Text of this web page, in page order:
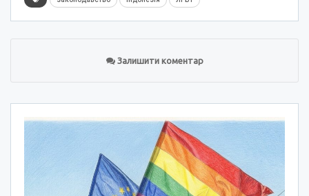
Залишити коментар